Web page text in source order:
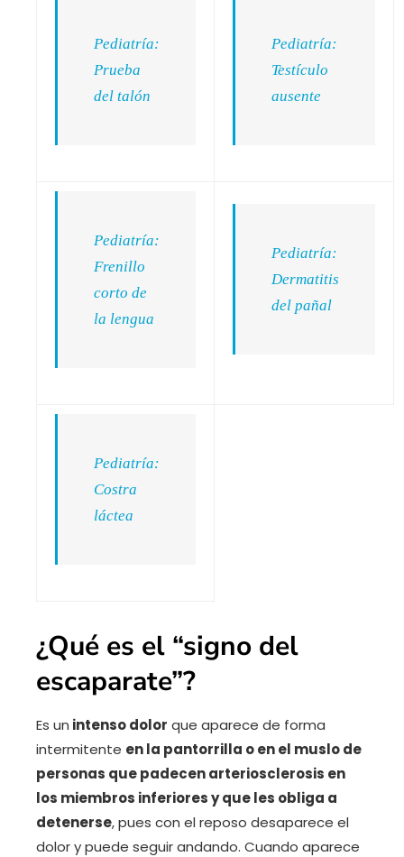
Pediatría:
Prueba
del talón
Pediatría:
Testículo
ausente
Pediatría:
Frenillo
corto de
la lengua
Pediatría:
Dermatitis
del pañal
Pediatría:
Costra
láctea
¿Qué es el “signo del
escaparate”?
Es un intenso dolor que aparece de forma
intermitente en la pantorrilla o en el muslo de
personas que padecen arteriosclerosis en
los miembros inferiores y que les obliga a
detenerse, pues con el reposo desaparece el
dolor y puede seguir andando. Cuando aparece